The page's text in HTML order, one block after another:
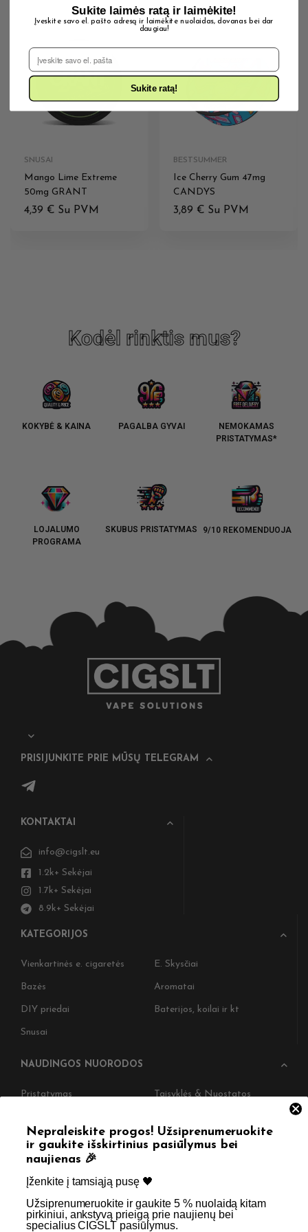
IŠPARDUOTA
SNUSAI
Mango Lime Extreme
50mg GRANT
4,39 € Su PVM
IŠPARDUOTA
BESTSUMMER
Ice Cherry Gum 47mg
CANDYS
3,89 € Su PVM
Kodėl rinktis mus?
KOKYBĖ & KAINA PAGALBA GYVAI
NEMOKAMAS
PRISTATYMAS*
LOJALUMO
PROGRAMA
SKUBUS PRISTATYMAS 9/10 REKOMENDUOJA
PRISIJUNKITE PRIE MŪSŲ TELEGRAM
KONTAKTAI
info@cigslt.eu
1.2k+ Sekėjai
1.7k+ Sekėjai
8.9k+ Sekėjai
KATEGORIJOS
Vienkartinės e. cigaretės E. Skysčiai
Bazės Aromatai
DIY priedai Baterijos, koilai ir kt
Snusai
NAUDINGOS NUORODOS
Pristatymas Taisyklės & Nuostatos
Straipsniai Apie Mus
Kontaktai
SKIRTA TIK SUAUGUSIEMS NIKOTINO VARTOTOJAMS.
NETURĖTUMĖTE NAUDOTI ŠIŲ PRODUKTŲ, JEI NEVARTOJATE
Sukite laimės ratą ir laimėkite!
Įveskite savo el. pašto adresą ir laimėkite nuolaidas, dovanas bei dar
daugiau!
El. Pašto adresas
Sukite ratą!
Nepraleiskite progos! Užsiprenumeruokite
ir gaukite išskirtinius pasiūlymus bei
naujienas 🎉
Įženkite į tamsiąją pusę 🖤 ​
Užsiprenumeruokite ir gaukite 5 % nuolaidą kitam
pirkiniui, ankstyvą prieigą prie naujienų bei
specialius CIGSLT pasiūlymus. ​